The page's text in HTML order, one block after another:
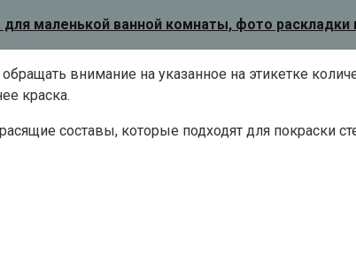
для маленькой ванной комнаты, фото раскладки
внимание на указанное на этикетке
краска.
составы, которые подходят для покраски